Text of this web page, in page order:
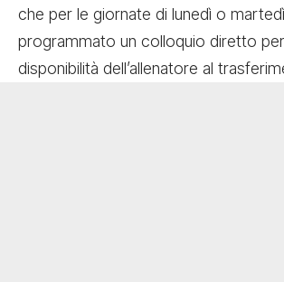
che per le giornate di lunedì o
programmato un colloquio diretto
disponibilità dell’allenatore al